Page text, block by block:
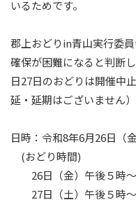
いるためです。
郡上おどりin青山実行委
確保が困難になると判断
日27日のおどりは開催中
延・延期はございません）
日時：令和8年6月26日（
(おどり時間)
26日（金）午後５時～
27日（土）午後５時